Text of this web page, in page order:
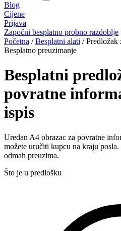
Blog‎
Cijene
Prijava
Započni besplatno probno razdoblje
Početna / Besplatni alati / Predložak
Besplatno preuzimanje
Besplatni
povratne
ispis
Uredan A4 obrazac za povratne
možete uručiti kupcu na kraju
odmah preuzima.
Što je u predlošku